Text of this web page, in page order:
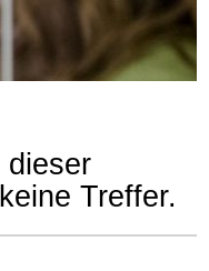
dieser
Treffer.